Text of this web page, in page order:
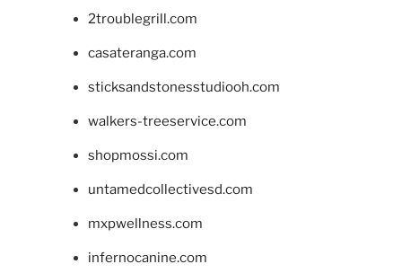
2troublegrill.com
casateranga.com
sticksandstonesstudiooh.com
walkers-treeservice.com
shopmossi.com
untamedcollectivesd.com
mxpwellness.com
infernocanine.com